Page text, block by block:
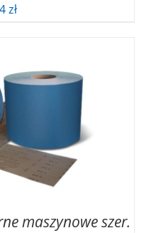
zł
maszynowe szer.